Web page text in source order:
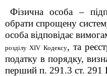
Фізична особа –
обрати спрощену
особа відповідає
розділу XIV Кодексу, та
податку в порядку,
перший п. 291.3 ст. 291